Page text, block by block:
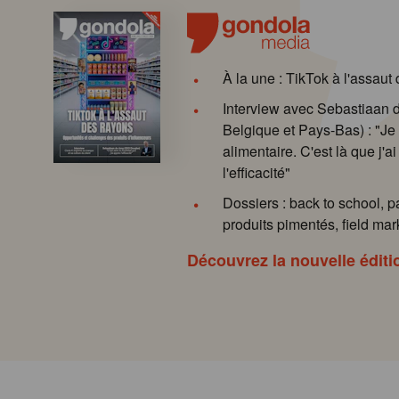
À la une : TikTok à l'assaut
Interview avec Sebastiaan
Belgique et Pays-Bas) :
alimentaire. C'est là que
l'efficacité"
Dossiers : back to school,
produits pimentés, field
Découvrez la nouvelle